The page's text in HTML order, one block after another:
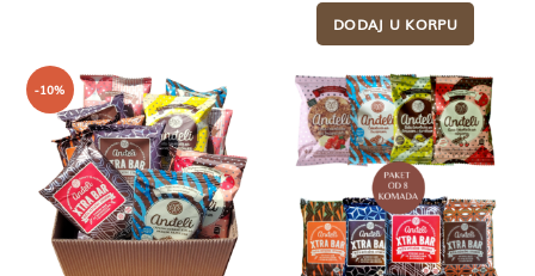
je
bila:
6.120,00 RSD.
DODAJ U KORPU
-10%